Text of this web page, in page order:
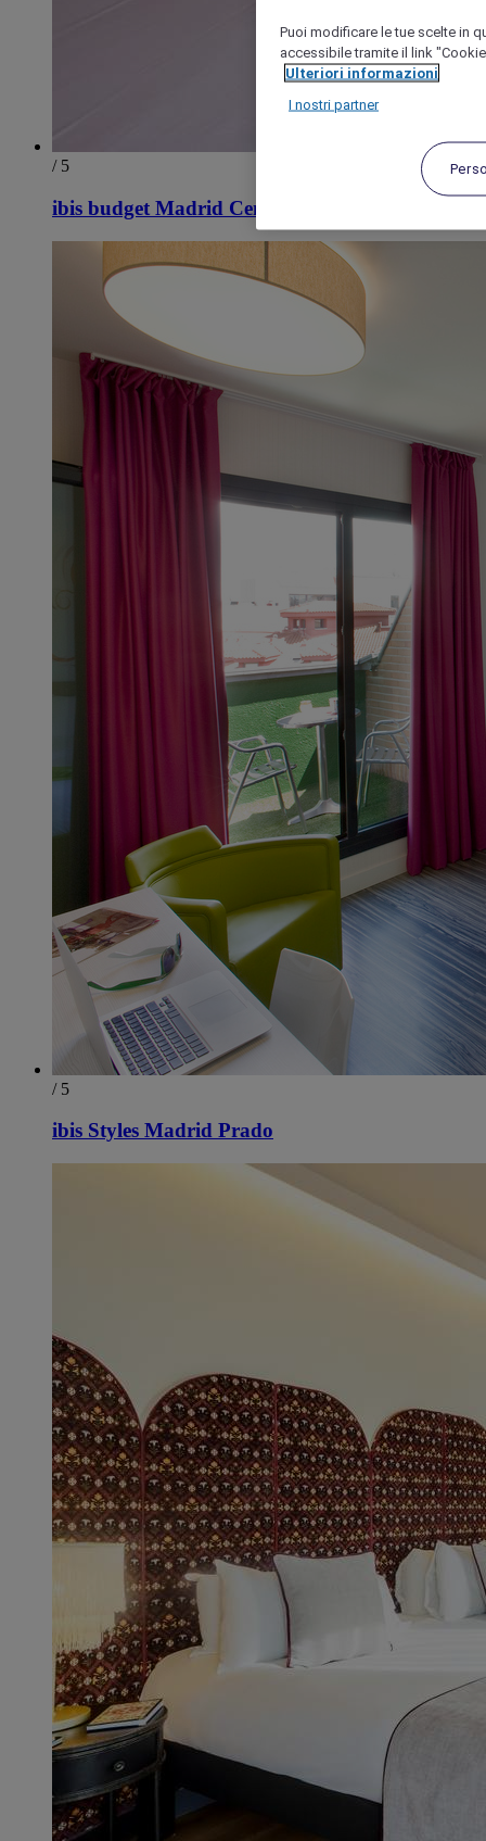
/ 5
ibis budget Madrid Centro Lavapies
/ 5
ibis Styles Madrid Prado
Puoi modificare le tue scelte in
accessibile tramite il link
Ulteriori informazioni
I nostri partner